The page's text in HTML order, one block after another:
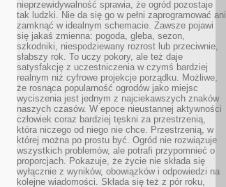
nieprzewidywalność sprawia, że ogród pozostaje
tak ludzki. Nie da się go w pełni zaprogramować ani
zamknąć w idealnym schemacie. Zawsze pojawi
się jakaś zmienna: pogoda, gleba, sezon,
szkodniki, niespodziewany rozrost lub przeciwnie,
słabszy rok. To uczy pokory, ale też daje
satysfakcję z uczestniczenia w czymś bardziej
realnym niż cyfrowe projekcje porządku. Możliwe,
że rosnąca popularność ogrodów jako miejsc
wyciszenia jest jednym z najciekawszych znaków
naszych czasów. W epoce nieustannej aktywności
człowiek coraz bardziej tęskni za przestrzenią,
która niczego od niego nie chce. Przestrzenią, w
której można po prostu być. Ogród nie rozwiązuje
wszystkich problemów, ale potrafi przypomnieć o
proporcjach. Pokazuje, że życie nie składa się
wyłącznie z wyników, obowiązków i odpowiedzi na
kolejne wiadomości. Składa się też z pór roku,